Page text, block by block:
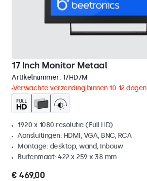
17 Inch Monitor Metaal
Artikelnummer: 17HD7M
Verwachte verzending binnen 10-12 dagen
1920 x 1080 resolutie (Full HD)
Aansluitingen: HDMI, VGA, BNC, RCA
Montage: desktop, wand, inbouw
Buitenmaat: 422 x 259 x 38 mm
€ 469,00